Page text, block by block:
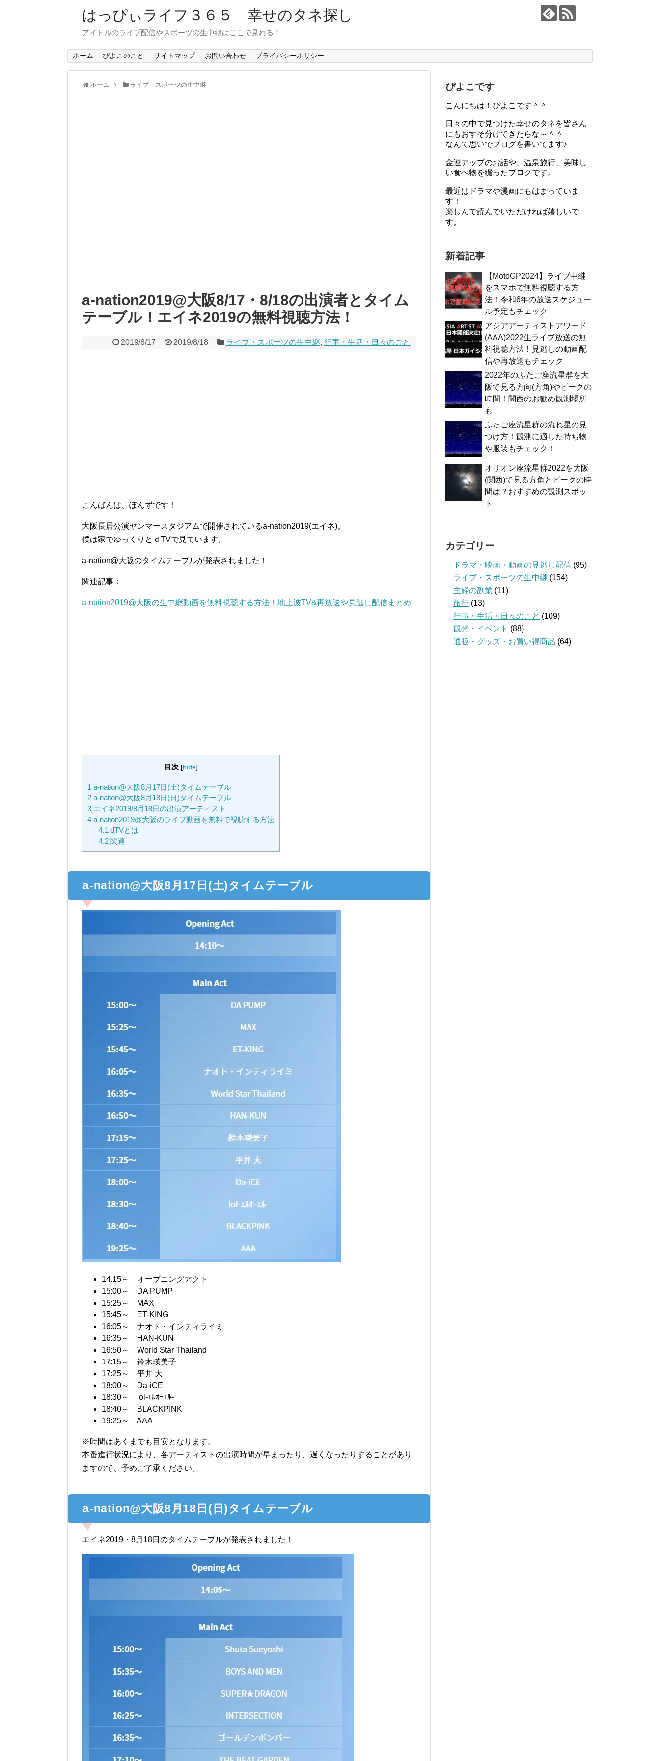
はっぴぃライフ３６５ 幸せのタネ探し
アイドルのライブ配信やスポーツの生中継はここで見れる！
ホーム ぴよこのこと サイトマップ お問い合わせ プライバシーポリシー
ホーム ライブ・スポーツの生中継
a-nation2019@大阪8/17・8/18の出演者とタイム
テーブル！エイネ2019の無料視聴方法！
2019/8/17 2019/8/18 ライブ・スポーツの生中継, 行事・生活・日々のこと
こんばんは、ぽんずです！
大阪長居公演ヤンマースタジアムで開催されているa-nation2019(エイネ)。
僕は家でゆっくりとｄTVで見ています。
a-nation@大阪のタイムテーブルが発表されました！
関連記事：
a-nation2019@大阪の生中継動画を無料視聴する方法！地上波TV&再放送や見逃し配信まとめ
目次 [hide]
1 a-nation@大阪8月17日(土)タイムテーブル
2 a-nation@大阪8月18日(日)タイムテーブル
3 エイネ2019/8月18日の出演アーティスト
4 a-nation2019@大阪のライブ動画を無料で視聴する方法
4.1 dTVとは
4.2関連
a-nation@大阪8月17日(土)タイムテーブル
14:15～ オープニングアクト
15:00～ DA PUMP
15:25～ MAX
15:45～ ET-KING
16:05～ ナオト・インティライミ
16:35～ HAN-KUN
16:50～ World Star Thailand
17:15～ 鈴木瑛美子
17:25～ 平井 大
18:00～ Da-iCE
18:30～ lol-ｴﾙｵｰｴﾙ-
18:40～ BLACKPINK
19:25～ AAA
※時間はあくまでも目安となります。
本番進行状況により、各アーティストの出演時間が早まったり、遅くなったりすることがあり
ますので、予めご了承ください。
a-nation@大阪8月18日(日)タイムテーブル
エイネ2019・8月18日のタイムテーブルが発表されました！
ぴよこです
こんにちは！ぴよこです＾＾
日々の中で見つけた幸せのタネを皆さん
にもおすそ分けできたらな～＾＾
なんて思いでブログを書いてます♪
金運アップのお話や、温泉旅行、美味し
い食べ物を綴ったブログです。
最近はドラマや漫画にもはまっていま
す！
楽しんで読んでいただければ嬉しいで
す。
新着記事
【MotoGP2024】ライブ中継
をスマホで無料視聴する方
法！令和6年の放送スケジュー
ル予定もチェック
アジアアーティストアワード
(AAA)2022生ライブ放送の無
料視聴方法！見逃しの動画配
信や再放送もチェック
2022年のふたご座流星群を大
阪で見る方向(方角)やピークの
時間！関西のお勧め観測場所
も
ふたご座流星群の流れ星の見
つけ方！観測に適した持ち物
や服装もチェック！
オリオン座流星群2022を大阪
(関西)で見る方角とピークの時
間は？おすすめの観測スポッ
ト
カテゴリー
ドラマ・映画・動画の見逃し配信 (95)
ライブ・スポーツの生中継 (154)
主婦の副業 (11)
旅行 (13)
行事・生活・日々のこと (109)
観光・イベント (88)
通販・グッズ・お買い得商品 (64)